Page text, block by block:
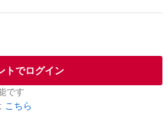
トでログイン
です
こちら